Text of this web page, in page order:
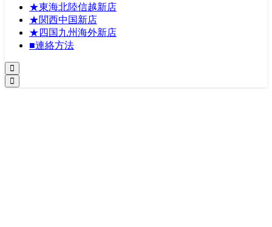
★東海北陸信越新店
★関西中国新店
★四国九州海外新店
■連絡方法